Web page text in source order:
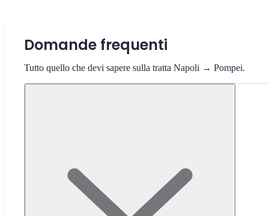
Domande frequenti
Tutto quello che devi sapere sulla tratta Napoli → Pompei.